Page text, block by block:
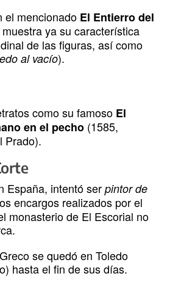
el mencionado El Entierro del
muestra ya su característica
de las figuras, así como
al vacío).
como su famoso El
en el pecho (1585,
Prado).
España, intentó ser pintor de
encargos realizados por el
monasterio de El Escorial no
se quedó en Toledo
hasta el fin de sus días.